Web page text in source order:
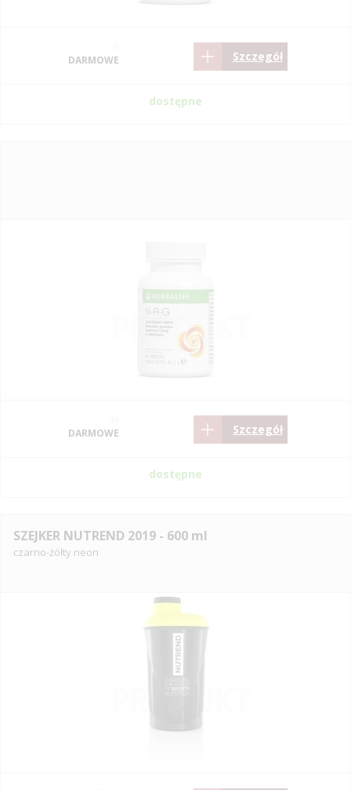
DARMOWE Szczegół
dostępne
DARMOWE Szczegół
dostępne
SZEJKER NUTREND 2019 - 600 ml
czarno-żółty neon